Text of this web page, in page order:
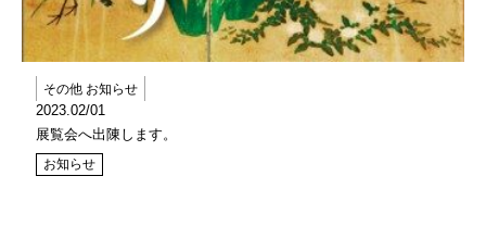
その他 お知らせ
2023.02/01
展覧会へ出陳します。
お知らせ